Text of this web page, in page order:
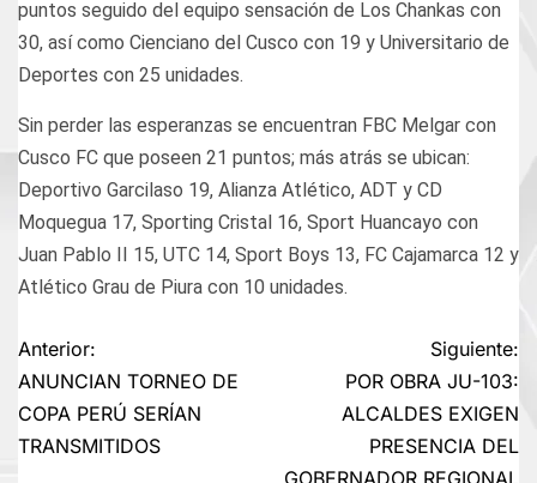
puntos seguido del equipo sensación de Los Chankas con
30, así como Cienciano del Cusco con 19 y Universitario de
Deportes con 25 unidades.
Sin perder las esperanzas se encuentran FBC Melgar con
Cusco FC que poseen 21 puntos; más atrás se ubican:
Deportivo Garcilaso 19, Alianza Atlético, ADT y CD
Moquegua 17, Sporting Cristal 16, Sport Huancayo con
Juan Pablo II 15, UTC 14, Sport Boys 13, FC Cajamarca 12 y
Atlético Grau de Piura con 10 unidades.
Navegación
de
entradas
Anterior:
ANUNCIAN TORNEO DE
COPA PERÚ SERÍAN
TRANSMITIDOS
Siguiente:
POR OBRA JU-103:
ALCALDES EXIGEN
PRESENCIA DEL